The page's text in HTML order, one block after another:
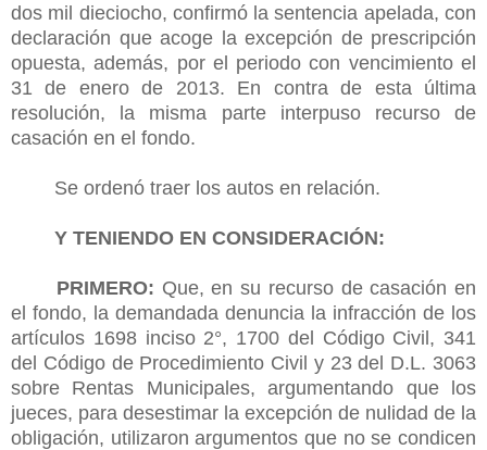
dos mil dieciocho, confirmó la sentencia apelada, con
declaración que acoge la excepción de prescripción
opuesta, además, por el periodo con vencimiento el
31 de enero de 2013. En contra de esta última
resolución, la misma parte interpuso recurso de
casación en el fondo.
Se ordenó traer los autos en relación.
Y TENIENDO EN CONSIDERACIÓN:
PRIMERO: Que, en su recurso de casación en
el fondo, la demandada denuncia la infracción de los
artículos 1698 inciso 2°, 1700 del Código Civil, 341
del Código de Procedimiento Civil y 23 del D.L. 3063
sobre Rentas Municipales, argumentando que los
jueces, para desestimar la excepción de nulidad de la
obligación, utilizaron argumentos que no se condicen